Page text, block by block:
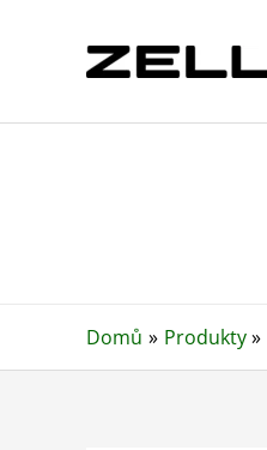
Domů Produkty